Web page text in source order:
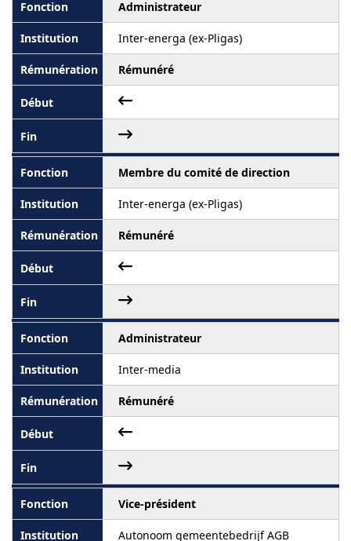
Administrateur
Inter-energa (ex-Pligas)
Rémunéré
Membre du comité de direction
Inter-energa (ex-Pligas)
Rémunéré
Administrateur
Inter-media
Rémunéré
Vice-président
Autonoom gemeentebedrijf AGB